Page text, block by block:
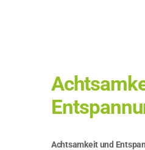
Achtsamkeit und